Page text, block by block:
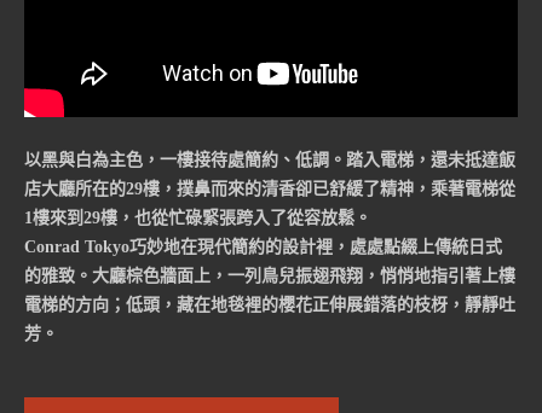
以黑與白為主色，一樓接待處簡約、低調。踏入電梯，還未抵達飯
店大廳所在的29樓，撲鼻而來的清香卻已舒緩了精神，乘著電梯從
1樓來到29樓，也從忙碌緊張跨入了從容放鬆。
Conrad Tokyo巧妙地在現代簡約的設計裡，處處點綴上傳統日式
的雅致。大廳棕色牆面上，一列鳥兒振翅飛翔，悄悄地指引著上樓
電梯的方向；低頭，藏在地毯裡的櫻花正伸展錯落的枝枒，靜靜吐
芳。